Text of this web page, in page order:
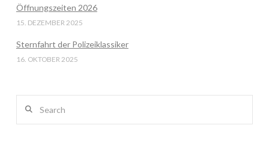
Öffnungszeiten 2026
15. DEZEMBER 2025
Sternfahrt der Polizeiklassiker
16. OKTOBER 2025